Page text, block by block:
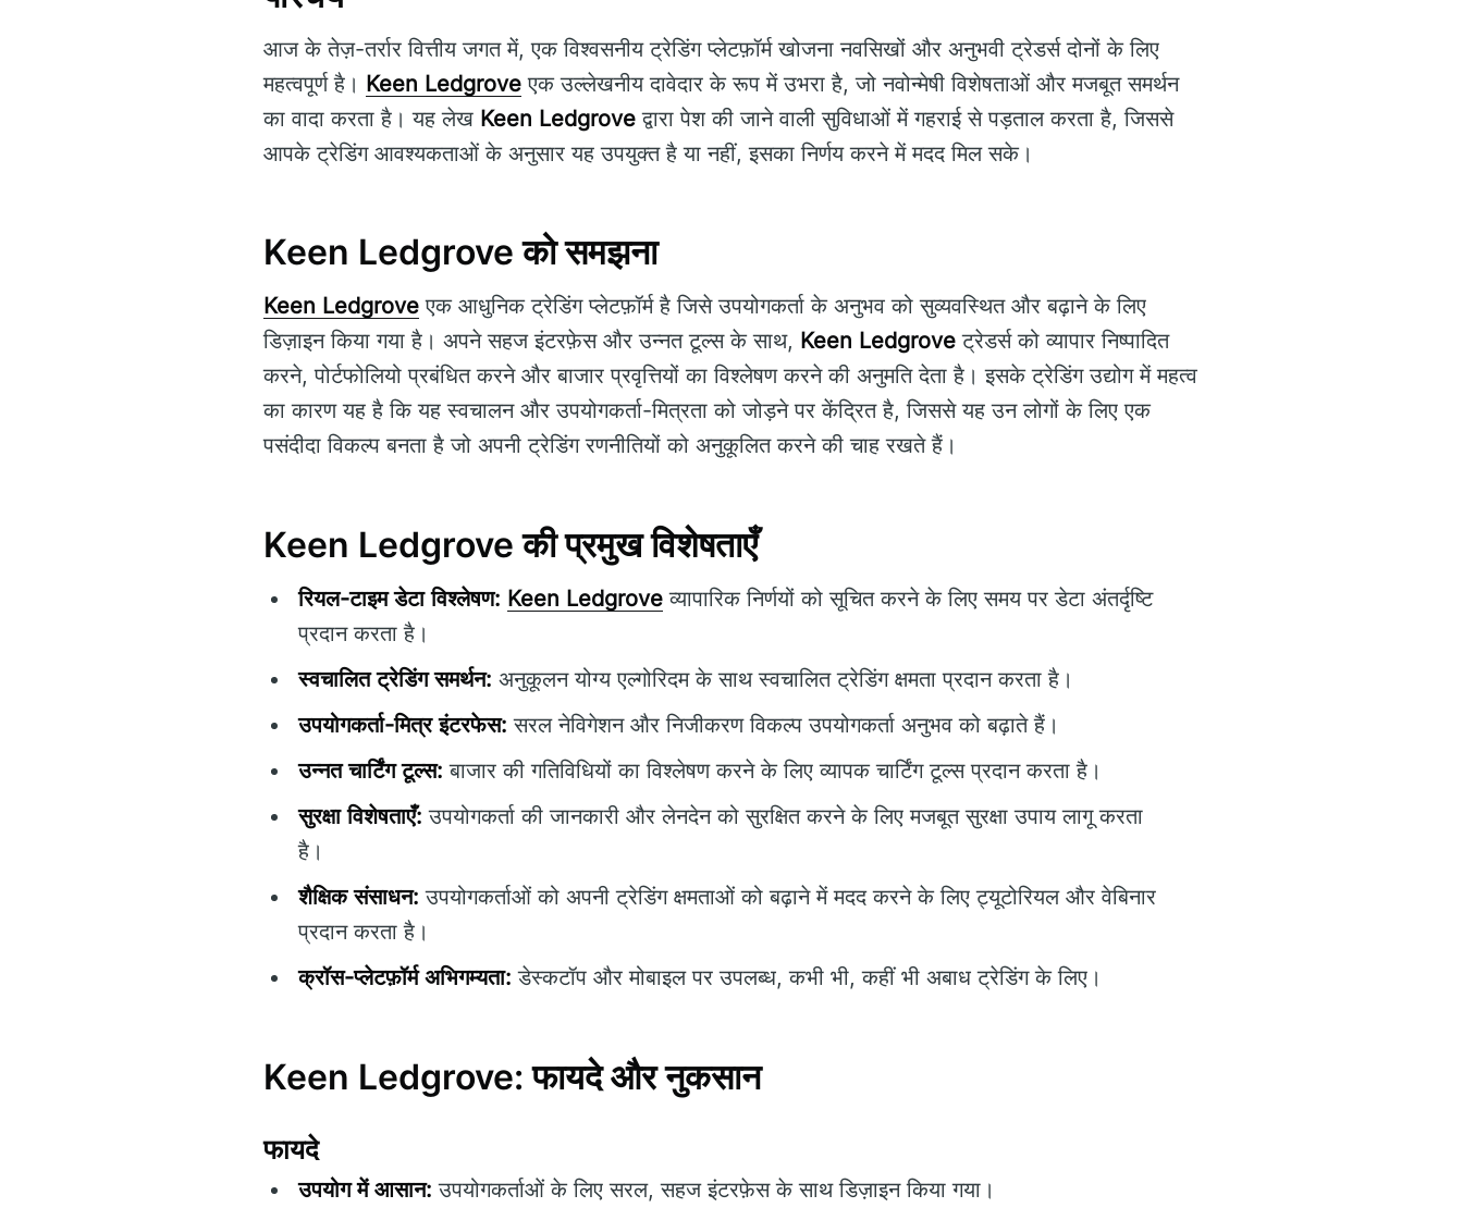
आज के तेज़-तर्रार वित्तीय जगत में, एक विश्वसनीय ट्रेडिंग प्लेटफ़ॉर्म खोजना नवसिखों और अनुभवी ट्रेडर्स दोनों के लिए
महत्वपूर्ण है। Keen Ledgrove एक उल्लेखनीय दावेदार के रूप में उभरा है, जो नवोन्मेषी विशेषताओं और मजबूत समर्थन
का वादा करता है। यह लेख Keen Ledgrove द्वारा पेश की जाने वाली सुविधाओं में गहराई से पड़ताल करता है, जिससे
आपके ट्रेडिंग आवश्यकताओं के अनुसार यह उपयुक्त है या नहीं, इसका निर्णय करने में मदद मिल सके।
Keen Ledgrove को समझना
Keen Ledgrove एक आधुनिक ट्रेडिंग प्लेटफ़ॉर्म है जिसे उपयोगकर्ता के अनुभव को सुव्यवस्थित और बढ़ाने के लिए
डिज़ाइन किया गया है। अपने सहज इंटरफ़ेस और उन्नत टूल्स के साथ, Keen Ledgrove ट्रेडर्स को व्यापार निष्पादित
करने, पोर्टफोलियो प्रबंधित करने और बाजार प्रवृत्तियों का विश्लेषण करने की अनुमति देता है। इसके ट्रेडिंग उद्योग में महत्व
का कारण यह है कि यह स्वचालन और उपयोगकर्ता-मित्रता को जोड़ने पर केंद्रित है, जिससे यह उन लोगों के लिए एक
पसंदीदा विकल्प बनता है जो अपनी ट्रेडिंग रणनीतियों को अनुकूलित करने की चाह रखते हैं।
Keen Ledgrove की प्रमुख विशेषताएँ
रियल-टाइम डेटा विश्लेषण: Keen Ledgrove व्यापारिक निर्णयों को सूचित करने के लिए समय पर डेटा अंतर्दृष्टि
प्रदान करता है।
स्वचालित ट्रेडिंग समर्थन: अनुकूलन योग्य एल्गोरिदम के साथ स्वचालित ट्रेडिंग क्षमता प्रदान करता है।
उपयोगकर्ता-मित्र इंटरफेस: सरल नेविगेशन और निजीकरण विकल्प उपयोगकर्ता अनुभव को बढ़ाते हैं।
उन्नत चार्टिंग टूल्स: बाजार की गतिविधियों का विश्लेषण करने के लिए व्यापक चार्टिंग टूल्स प्रदान करता है।
सुरक्षा विशेषताएँ: उपयोगकर्ता की जानकारी और लेनदेन को सुरक्षित करने के लिए मजबूत सुरक्षा उपाय लागू करता
है।
शैक्षिक संसाधन: उपयोगकर्ताओं को अपनी ट्रेडिंग क्षमताओं को बढ़ाने में मदद करने के लिए ट्यूटोरियल और वेबिनार
प्रदान करता है।
क्रॉस-प्लेटफ़ॉर्म अभिगम्यता: डेस्कटॉप और मोबाइल पर उपलब्ध, कभी भी, कहीं भी अबाध ट्रेडिंग के लिए।
Keen Ledgrove: फायदे और नुकसान
फायदे
उपयोग में आसान: उपयोगकर्ताओं के लिए सरल, सहज इंटरफ़ेस के साथ डिज़ाइन किया गया।